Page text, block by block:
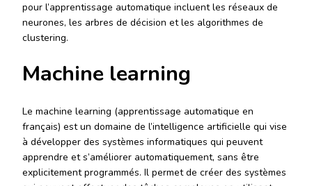
pour l’apprentissage automatique incluent les réseaux de
neurones, les arbres de décision et les algorithmes de
clustering.
Machine learning
Le machine learning (apprentissage automatique en
français) est un domaine de l’intelligence artificielle qui vise
à développer des systèmes informatiques qui peuvent
apprendre et s’améliorer automatiquement, sans être
explicitement programmés. Il permet de créer des systèmes